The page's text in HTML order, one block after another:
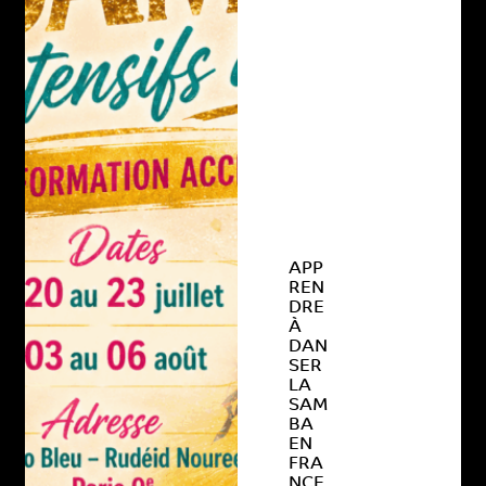
APP
REN
DRE
À
DAN
SER
LA
SAM
BA
EN
FRA